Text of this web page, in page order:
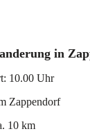
in
10.00 Uhr
Zappendorf
10 km